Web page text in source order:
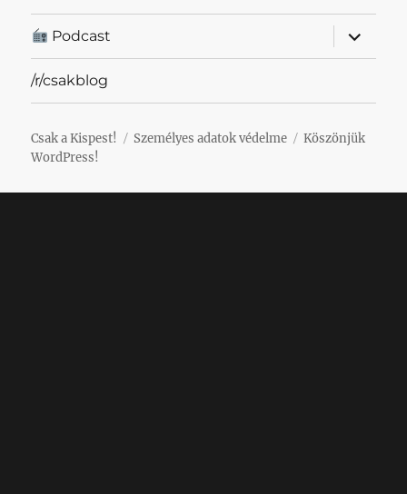
Podcast
almenü
/r/csakblog
Csak a Kispest! Személyes adatok védelme
Köszönjük
WordPress!